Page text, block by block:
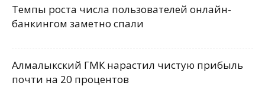
Темпы роста числа пользователей онлайн-
банкингом заметно спали
Алмалыкский ГМК нарастил чистую прибыль
почти на 20 процентов